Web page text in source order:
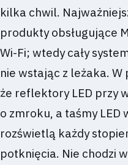
kilka chwil.
produkty obsługujące
Wi-Fi; wtedy cały
nie wstając z leżaka.
że reflektory LED przy
o zmroku, a taśmy LED
rozświetlą każdy
potknięcia. Nie chodzi